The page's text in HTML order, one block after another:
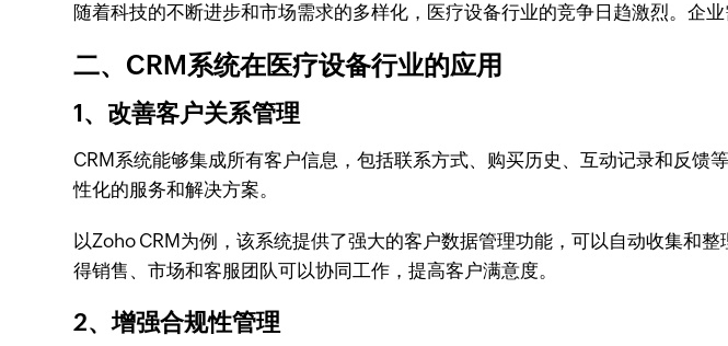
随着科技的不断进步和市场需求的多样化，医疗设备行业的竞争日趋激烈。企
二、CRM系统在医疗设备行业的应用
1、改善客户关系管理
CRM系统能够集成所有客户信息，包括联系方式、购买历史、互动记录和反
性化的服务和解决方案。
以Zoho CRM为例，该系统提供了强大的客户数据管理功能，可以自动收集和
得销售、市场和客服团队可以协同工作，提高客户满意度。
2、增强合规性管理